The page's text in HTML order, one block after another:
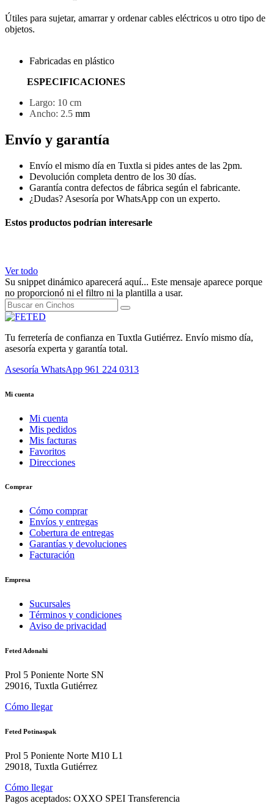
Útiles para sujetar, amarrar y ordenar cables eléctricos u otro tipo de
objetos.
Fabricadas en plástico
ESPECIFICACIONES
Largo: 10 cm
Ancho: 2.5 mm
Envío y garantía
Envío el mismo día en Tuxtla si pides antes de las 2pm.
Devolución completa dentro de los 30 días.
Garantía contra defectos de fábrica según el fabricante.
¿Dudas? Asesoría por WhatsApp con un experto.
Estos productos podrían interesarle
Ver todo
Su snippet dinámico aparecerá aquí... Este mensaje aparece porque
no proporcionó ni el filtro ni la plantilla a usar.
Tu ferretería de confianza en Tuxtla Gutiérrez. Envío mismo día,
asesoría experta y garantía total.
Asesoría WhatsApp 961 224 0313
Mi cuenta
Mi cuenta
Mis pedidos
Mis facturas
Favoritos
Direcciones
Comprar
Cómo comprar
Envíos y entregas
Cobertura de entregas
Garantías y devoluciones
Facturación
Empresa
Sucursales
Términos y condiciones
Aviso de privacidad
Feted Adonahi
Prol 5 Poniente Norte SN
29016, Tuxtla Gutiérrez
Cómo llegar
Feted Potinaspak
Prol 5 Poniente Norte M10 L1
29018, Tuxtla Gutiérrez
Cómo llegar
Pagos aceptados: OXXO SPEI Transferencia